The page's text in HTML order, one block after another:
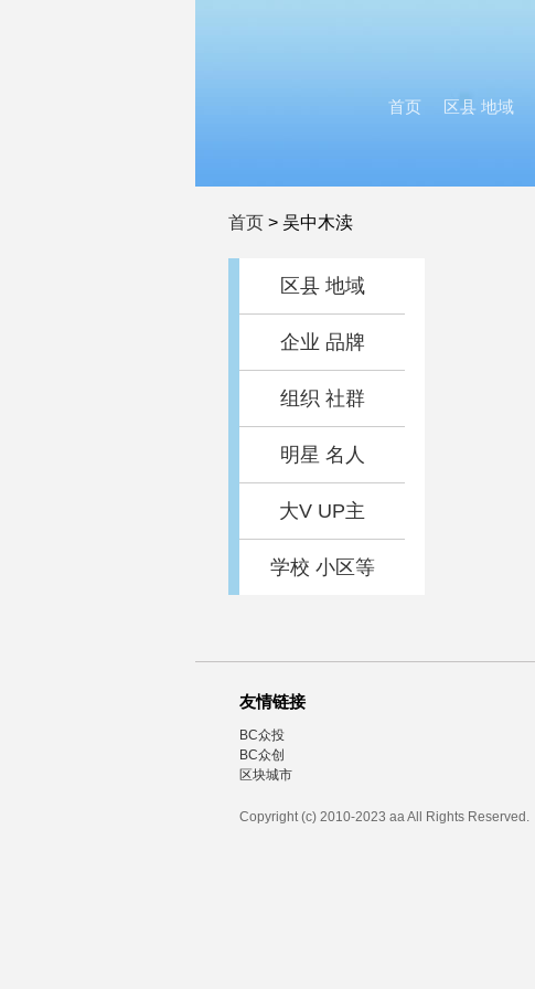
首页 区县 地域
首页 > 吴中木渎
区县 地域
企业 品牌
组织 社群
明星 名人
大V UP主
学校 小区等
友情链接
BC众投
BC众创
区块城市
Copyright (c) 2010-2023 aa All Rights Reserved.